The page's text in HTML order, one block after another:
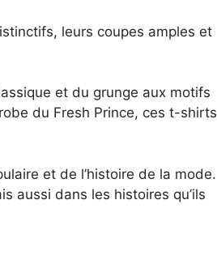
leurs coupes amples et
et du grunge aux motifs
du Fresh Prince, ces t-shirts
et de l’histoire de la mode.
aussi dans les histoires qu’ils